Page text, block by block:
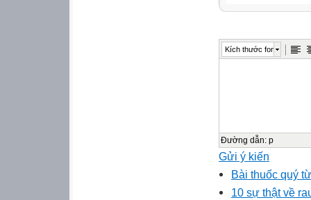
Kích thước font
Đường dẫn: p
Gửi ý kiến
Bài thuốc quý
10 sự thật về